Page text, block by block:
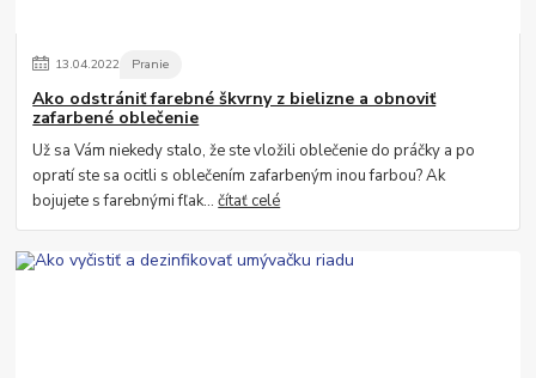
13.04.2022 Pranie
Ako odstrániť farebné škvrny z bielizne a obnoviť
zafarbené oblečenie
Už sa Vám niekedy stalo, že ste vložili oblečenie do práčky a po
opratí ste sa ocitli s oblečením zafarbeným inou farbou? Ak
bojujete s farebnými fľak...čítať celé